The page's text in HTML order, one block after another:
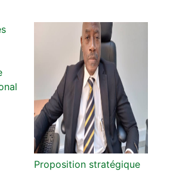
Proposition stratégique